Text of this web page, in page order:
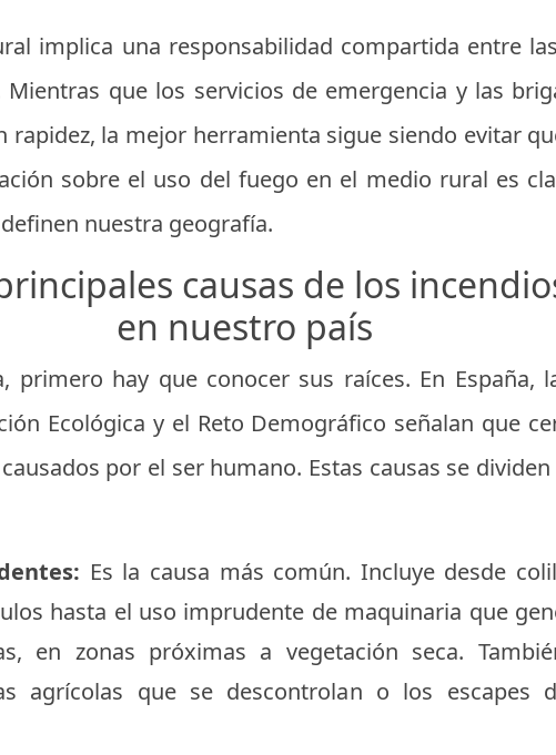
implica una responsabilidad compartida entre
que los servicios de emergencia y las
rapidez, la mejor herramienta sigue siendo evitar
sobre el uso del fuego en el medio rural es
nuestra geografía.
causas de los
en nuestro país
primero hay que conocer sus raíces. En España,
Ecológica y el Reto Demográfico señalan que
por el ser humano. Estas causas se
Es la causa más común. Incluye desde
hasta el uso imprudente de maquinaria que
en zonas próximas a vegetación seca.
agrícolas que se descontrolan o los escapes